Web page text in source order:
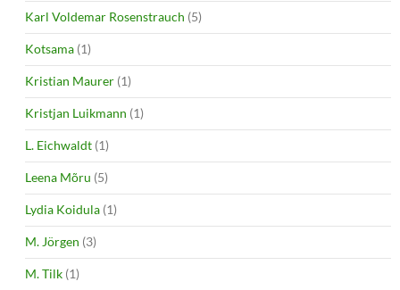
Karl Voldemar Rosenstrauch (5)
Kotsama (1)
Kristian Maurer (1)
Kristjan Luikmann (1)
L. Eichwaldt (1)
Leena Mõru (5)
Lydia Koidula (1)
M. Jörgen (3)
M. Tilk (1)